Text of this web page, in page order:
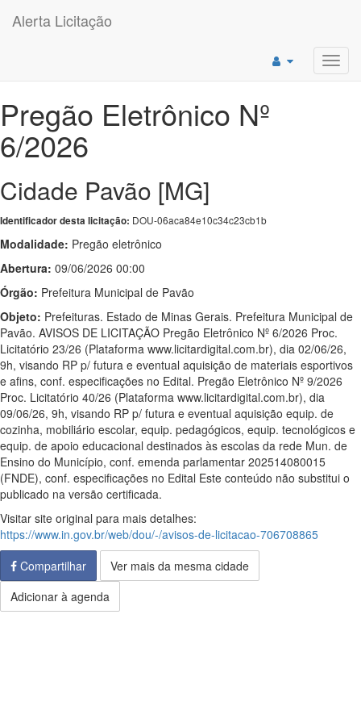
Alerta Licitação
Pregão Eletrônico Nº
6/2026
Cidade Pavão [MG]
Identificador desta licitação: DOU-06aca84e10c34c23cb1b
Modalidade: Pregão eletrônico
Abertura: 09/06/2026 00:00
Órgão: Prefeitura Municipal de Pavão
Objeto: Prefeituras. Estado de Minas Gerais. Prefeitura Municipal de
Pavão. AVISOS DE LICITAÇÃO Pregão Eletrônico Nº 6/2026 Proc.
Licitatório 23/26 (Plataforma www.licitardigital.com.br), dia 02/06/26,
9h, visando RP p/ futura e eventual aquisição de materiais esportivos
e afins, conf. especificações no Edital. Pregão Eletrônico Nº 9/2026
Proc. Licitatório 40/26 (Plataforma www.licitardigital.com.br), dia
09/06/26, 9h, visando RP p/ futura e eventual aquisição equip. de
cozinha, mobiliário escolar, equip. pedagógicos, equip. tecnológicos e
equip. de apoio educacional destinados às escolas da rede Mun. de
Ensino do Município, conf. emenda parlamentar 202514080015
(FNDE), conf. especificações no Edital Este conteúdo não substitui o
publicado na versão certificada.
Visitar site original para mais detalhes:
https://www.in.gov.br/web/dou/-/avisos-de-licitacao-706708865
Compartilhar
Ver mais da mesma cidade
Adicionar à agenda